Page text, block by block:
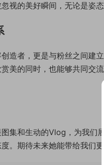
视的美好瞬间，无论是姿
造者，更是与粉丝之间建
美的同时，也能够共同交
集和生动的Vlog，为我们
。期待未来她能带给我们